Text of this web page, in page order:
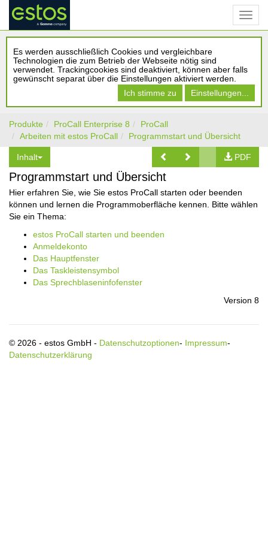
Es werden ausschließlich Cookies und vergleichbare
Technologien die zum Betrieb der Webseite nötig sind
verwendet. Trackingcookies sind deaktiviert, können aber falls
gewünscht separat über die Einstellungen aktiviert werden.
Ich stimme zu
Einstellungen...
Produkte ProCall Enterprise 8
ProCall
Arbeiten mit estos ProCall
Programmstart und Übersicht
Inhalt PDF
Programmstart und Übersicht
Hier erfahren Sie, wie Sie estos ProCall starten oder beenden
können und lernen die Programmoberfläche kennen. Bitte wählen
Sie ein Thema:
estos ProCall starten und beenden
Anmeldekonto
Das Hauptfenster
Das Taskleistensymbol
Das Sprechblaseninfofenster
Version 8
© 2026 - estos GmbH - Datenschutzoptionen- Impressum-
Datenschutzerklärung